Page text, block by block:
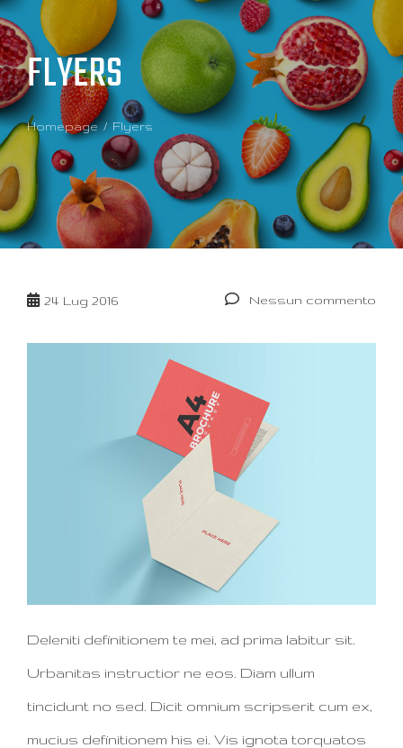
FLYERS
Homepage Flyers
24 Lug 2016 Nessun commento
Deleniti definitionem te mei, ad prima labitur sit.
Urbanitas instructior ne eos. Diam ullum
tincidunt no sed. Dicit omnium scripserit cum ex,
mucius definitionem his ei. Vis ignota torquatos